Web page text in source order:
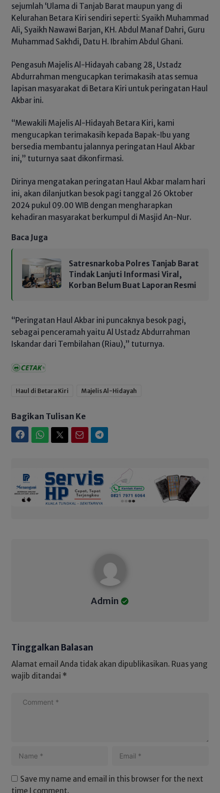
sejumlah ‘Ulama di Tanjab Barat maupun yang di
Kelurahan Betara Kiri sendiri seperti: Syaikh Muhammad
Ali, Syaikh Nawawi Barjan, KH. Abdul Manaf Dahri, Guru
Muhammad Sakhdi, Datu H. Ibrahim Abdul Ghani.
Pengasuh Majelis Al-Hidayah cabang 28, Ustadz
Abdurrahman mengucapkan terimakasih atas semua
lapisan masyarakat di Betara Kiri untuk peringatan Haul
Akbar ini.
“Mewakili Majelis Al-Hidayah Betara Kiri, kami
mengucapkan terimakasih kepada Bapak-Ibu yang
bersedia membantu jalannya peringatan Haul Akbar
ini,” tuturnya saat dikonfirmasi.
Dirinya mengatakan peringatan Haul Akbar malam hari
ini, akan dilanjutkan besok pagi tanggal 26 Oktober
2024 pukul 09.00 WIB dengan mengharapkan
kehadiran masyarakat berkumpul di Masjid An-Nur.
Baca Juga
Satresnarkoba Polres Tanjab Barat
Tindak Lanjuti Informasi Viral,
Korban Belum Buat Laporan Resmi
“Peringatan Haul Akbar ini puncaknya besok pagi,
sebagai penceramah yaitu Al Ustadz Abdurrahman
Iskandar dari Tembilahan (Riau),” tuturnya.
Haul di Betara Kiri Majelis Al-Hidayah
Bagikan Tulisan Ke
Admin
Tinggalkan Balasan
Alamat email Anda tidak akan dipublikasikan. Ruas yang
wajib ditandai *
Save my name and email in this browser for the next
time I comment.